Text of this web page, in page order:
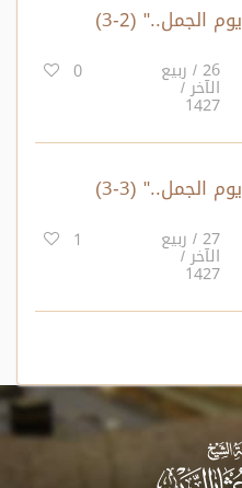
الجمل.." (2-3)
26 / ربيع
الآخر /
1427
0
الجمل.." (3-3)
27 / ربيع
الآخر /
1427
1